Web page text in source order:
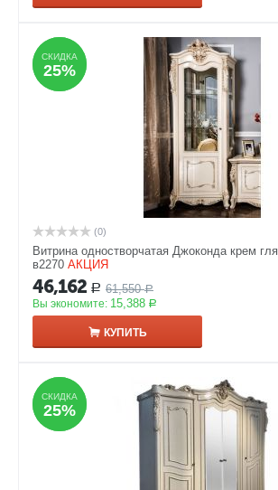
СКИДКА
25%
СКИДКА
25%
(0)
Витрина одностворчатая Джоконда крем
в2270 АКЦИЯ
46,162 Р 61,550 Р
Вы экономите: 15,388 Р
КУПИТЬ
СКИДКА
25%
СКИДКА
25%